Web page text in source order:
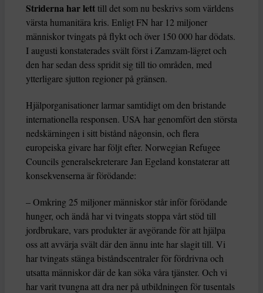
Striderna har letttill det som nu beskrivs som världens
värsta humanitära kris. Enligt FN har 12 miljoner
människor tvingats på flykt och över 150 000 har dödats.
I augusti konstaterades svält först i Zamzam-lägret och
den har sedan dess spridit sig till tio områden, med
ytterligare sjutton regioner på gränsen.
Hjälporganisationer larmar samtidigt om den bristande
internationella responsen. USA har genomfört den största
nedskärningen i sitt bistånd någonsin, och flera
europeiska givare har följt efter. Norwegian Refugee
Councils generalsekreterare Jan Egeland konstaterar att
konsekvenserna är förödande:
– Omkring 25 miljoner människor står inför förödande
hunger, och ändå har vi tvingats stoppa vårt stöd till
jordbrukare, vars produkter är avgörande för att hjälpa
oss att avvärja svält där den ännu inte har slagit till. Vi
har tvingats stänga biståndscentraler för fördrivna och
utsatta människor där de kan söka våra tjänster. Och vi
har varit tvungna att dra ner på utbildningen för tusentals